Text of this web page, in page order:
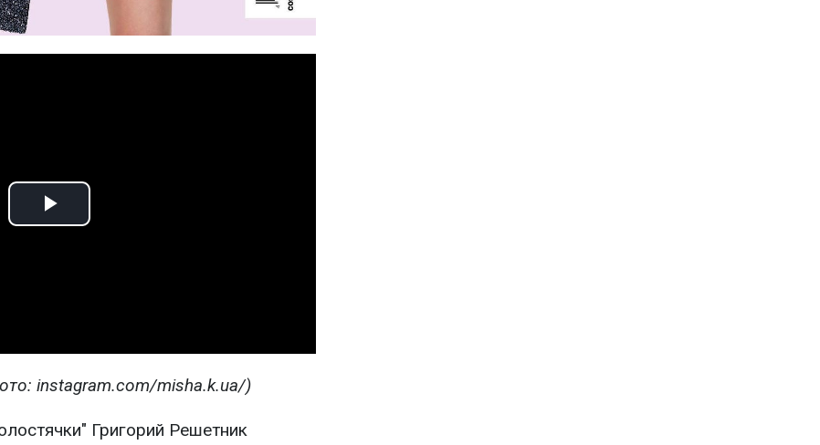
Play
instagram.com/misha.k.ua/)
Григорий Решетник